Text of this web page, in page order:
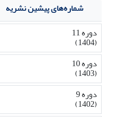
شماره‌های پیشین نشریه
دوره 11
(1404)
دوره 10
(1403)
دوره 9
(1402)